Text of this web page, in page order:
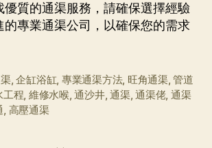
優質的通渠服務，請確保選擇經驗
的專業通渠公司，以確保您的需求
,企缸浴缸, 專業通渠方法, 旺角通渠,管道
工程, 維修水喉,通沙井,通渠,通渠佬, 通渠
, 高壓通渠